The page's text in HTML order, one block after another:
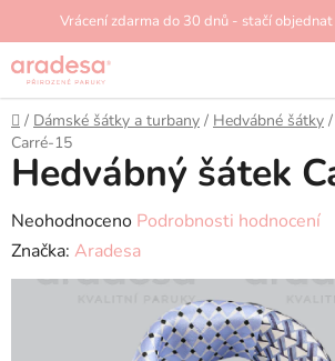
obsah
Vrácení zdarma do 30 dnů - stačí
Domů
/ Dámské šátky a turbany / Hedvábné šátky /
Carré-15
Hedvábný šátek
Průměrné
hodnocení
produktu
Neohodnoceno Podrobnosti hodnocení
Značka: Aradesa